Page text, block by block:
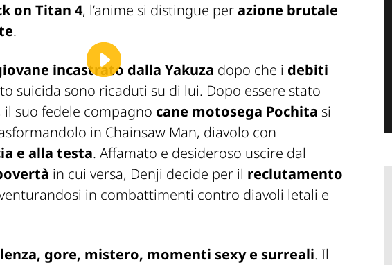
on Titan 4, l’anime si distingue perazione brutale
.
incastrato dalla Yakuza dopo che i debiti
suicida sono ricaduti su di lui. Dopo essere stato
il suo fedele compagno cane motosega Pochita si
in Chainsaw Man, diavolo con
e alla testa. Affamato e desideroso uscire dal
in cui versa, Denji decide per il reclutamento
in combattimenti contro diavoli letali e
gore, mistero, momenti sexy e surreali. Il